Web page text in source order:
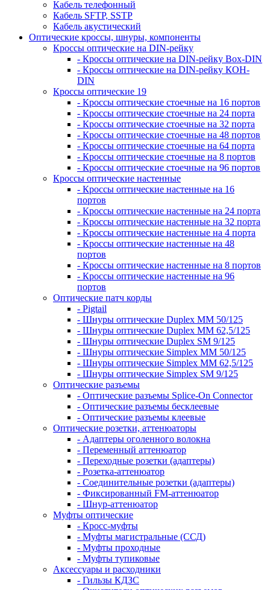
Кабель телефонный
Кабель SFTP, SSTP
Кабель акустический
Оптические кроссы, шнуры, компоненты
Кроссы оптические на DIN-рейку
- Кроссы оптические на DIN-рейку Box-DIN
- Кроссы оптические на DIN-рейку КОН-
DIN
Кроссы оптические 19
- Кроссы оптические стоечные на 16 портов
- Кроссы оптические стоечные на 24 порта
- Кроссы оптические стоечные на 32 порта
- Кроссы оптические стоечные на 48 портов
- Кроссы оптические стоечные на 64 порта
- Кроссы оптические стоечные на 8 портов
- Кроссы оптические стоечные на 96 портов
Кроссы оптические настенные
- Кроссы оптические настенные на 16
портов
- Кроссы оптические настенные на 24 порта
- Кроссы оптические настенные на 32 порта
- Кроссы оптические настенные на 4 порта
- Кроссы оптические настенные на 48
портов
- Кроссы оптические настенные на 8 портов
- Кроссы оптические настенные на 96
портов
Оптические патч корды
- Pigtail
- Шнуры оптические Duplex MM 50/125
- Шнуры оптические Duplex MM 62,5/125
- Шнуры оптические Duplex SM 9/125
- Шнуры оптические Simplex MM 50/125
- Шнуры оптические Simplex MM 62,5/125
- Шнуры оптические Simplex SM 9/125
Оптические разъемы
- Оптические разъемы Splice-On Connector
- Оптические разъемы бесклеевые
- Оптические разъемы клеевые
Оптические розетки, аттенюаторы
- Адаптеры оголенного волокна
- Переменный аттенюатор
- Переходные розетки (адаптеры)
- Розетка-аттенюатор
- Соединительные розетки (адаптеры)
- Фиксированный FM-аттенюатор
- Шнур-аттенюатор
Муфты оптические
- Кросс-муфты
- Муфты магистральные (ССД)
- Муфты проходные
- Муфты тупиковые
Аксессуары и расходники
- Гильзы КДЗС